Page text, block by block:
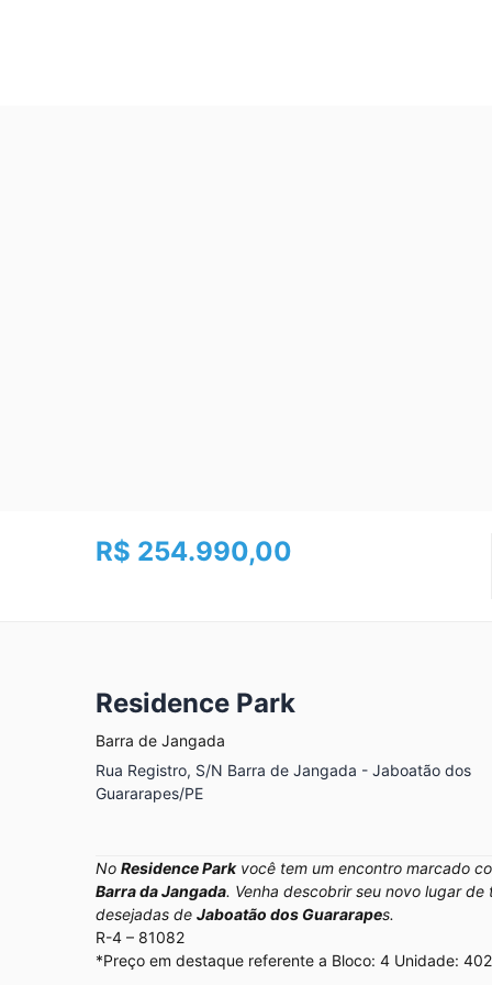
R$ 254.990,00
Residence Park
Barra de Jangada
Rua Registro, S/N Barra de Jangada - Jaboatão dos
Guararapes/PE
No Residence Parkvocê tem um encontro marcado
Barra da Jangada. Venha descobrir seu novo lugar
desejadas de Jaboatão dos Guararapes.
R-4 – 81082
*Preço em destaque referente a Bloco: 4 Unidade: 402